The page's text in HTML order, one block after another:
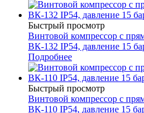
Быстрый просмотр
Винтовой компрессор с
ВК-132 IP54, давление 15
Подробнее
Быстрый просмотр
Винтовой компрессор с
ВК-110 IP54, давление 15